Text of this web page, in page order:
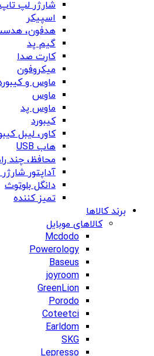
شارژر لپ تاپ
اسپیکر
هدفون،
گیم پد
کارت صدا
میکروفون
ماوس و
ماوس
ماوس پد
کیبورد
کاور، لیبل
هاب USB
محافظ، چند
آداپتور شارژر
دانگل بلوتوث
تمیز کننده
برند کالاها
کالاهای موبایل
Mcdodo
Powerology
Baseus
joyroom
GreenLion
Porodo
Coteetci
Earldom
SKG
Lepresso